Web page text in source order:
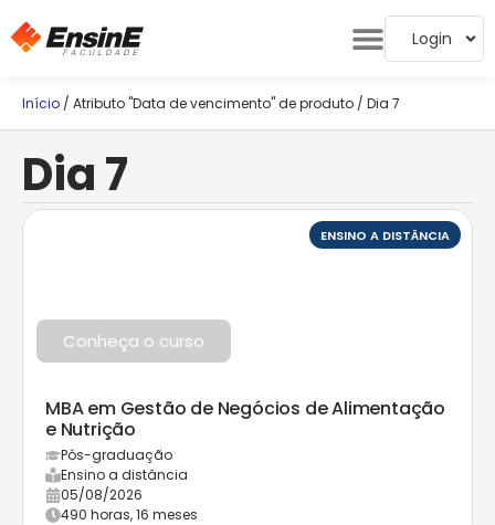
Login
Início / Atributo "Data de vencimento" de produto / Dia 7
Dia 7
Conheça o curso
ENSINO A DISTÂNCIA
MBA em Gestão de Negócios de Alimentação
e Nutrição
Pós-graduação
Ensino a distância
05/08/2026
490 horas, 16 meses